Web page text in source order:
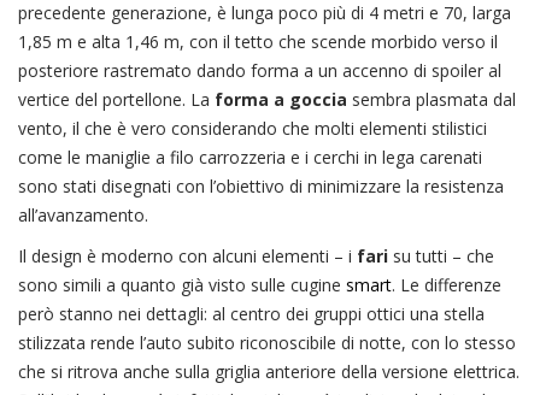
precedente generazione, è lunga poco più di 4 metri e 70, larga
1,85 m e alta 1,46 m, con il tetto che scende morbido verso il
posteriore rastremato dando forma a un accenno di spoiler al
vertice del portellone. La forma a goccia sembra plasmata dal
vento, il che è vero considerando che molti elementi stilistici
come le maniglie a filo carrozzeria e i cerchi in lega carenati
sono stati disegnati con l’obiettivo di minimizzare la resistenza
all’avanzamento.
Il design è moderno con alcuni elementi – i fari su tutti – che
sono simili a quanto già visto sulle cugine smart. Le differenze
però stanno nei dettagli: al centro dei gruppi ottici una stella
stilizzata rende l’auto subito riconoscibile di notte, con lo stesso
che si ritrova anche sulla griglia anteriore della versione elettrica.